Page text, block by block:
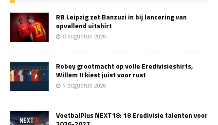
RB Leipzig zet Banzuzi in bij lancering van
opvallend uitshirt
8 augustus 2026
Robey grootmacht op volle Eredivisieshirts,
Willem II kiest juist voor rust
7 augustus 2026
VoetbalPlus NEXT18: 18 Eredivisie talenten voor